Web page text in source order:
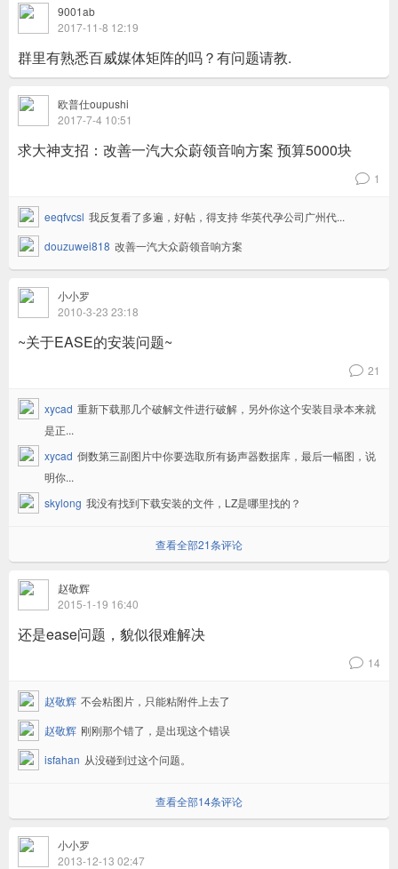
9001ab
2017-11-8 12:19
群里有熟悉百威媒体矩阵的吗？有问题请教.
欧普仕oupushi
2017-7-4 10:51
求大神支招：改善一汽大众蔚领音响方案 预算5000块
v 1
eeqfvcsl 我反复看了多遍，好帖，得支持 华英代孕公司广州代...
douzuwei818 改善一汽大众蔚领音响方案
小小罗
2010-3-23 23:18
~关于EASE的安装问题~
v 21
xycad 重新下载那几个破解文件进行破解，另外你这个安装目录本来就
是正...
xycad 倒数第三副图片中你要选取所有扬声器数据库，最后一幅图，说
明你...
skylong 我没有找到下载安装的文件，LZ是哪里找的？
查看全部21条评论
赵敬辉
2015-1-19 16:40
还是ease问题，貌似很难解决
v 14
赵敬辉 不会粘图片，只能粘附件上去了
赵敬辉 刚刚那个错了，是出现这个错误
isfahan 从没碰到过这个问题。
查看全部14条评论
小小罗
2013-12-13 02:47